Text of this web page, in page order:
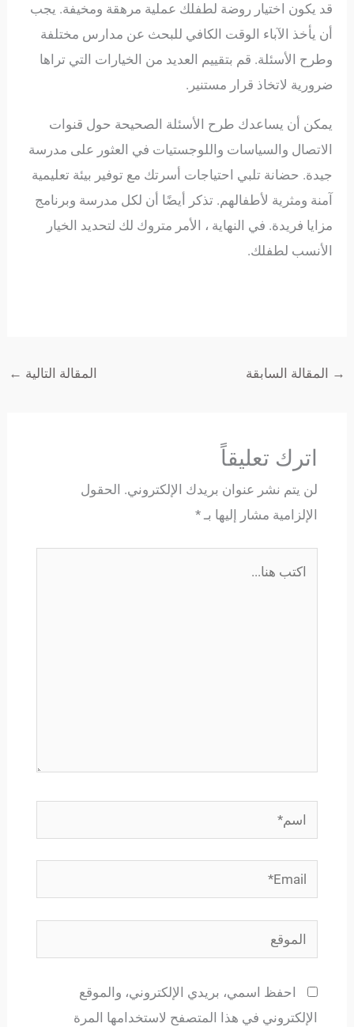
قد يكون اختيار روضة لطفلك عملية مرهقة ومخيفة. يجب
أن يأخذ الآباء الوقت الكافي للبحث عن مدارس مختلفة
وطرح الأسئلة. قم بتقييم العديد من الخيارات التي تراها
ضرورية لاتخاذ قرار مستنير.
يمكن أن يساعدك طرح الأسئلة الصحيحة حول قنوات
الاتصال والسياسات واللوجستيات في العثور على مدرسة
جيدة. حضانة تلبي احتياجات أسرتك مع توفير بيئة تعليمية
آمنة ومثرية لأطفالهم. تذكر أيضًا أن لكل مدرسة وبرنامج
مزايا فريدة. في النهاية ، الأمر متروك لك لتحديد الخيار
الأنسب لطفلك.
→ المقالة السابقة المقالة التالية ←
اترك تعليقاً
لن يتم نشر عنوان بريدك الإلكتروني. الحقول
الإلزامية مشار إليها بـ*
اسم*
Email*
الموقع
احفظ اسمي، بريدي الإلكتروني، والموقع
الإلكتروني في هذا المتصفح لاستخدامها المرة